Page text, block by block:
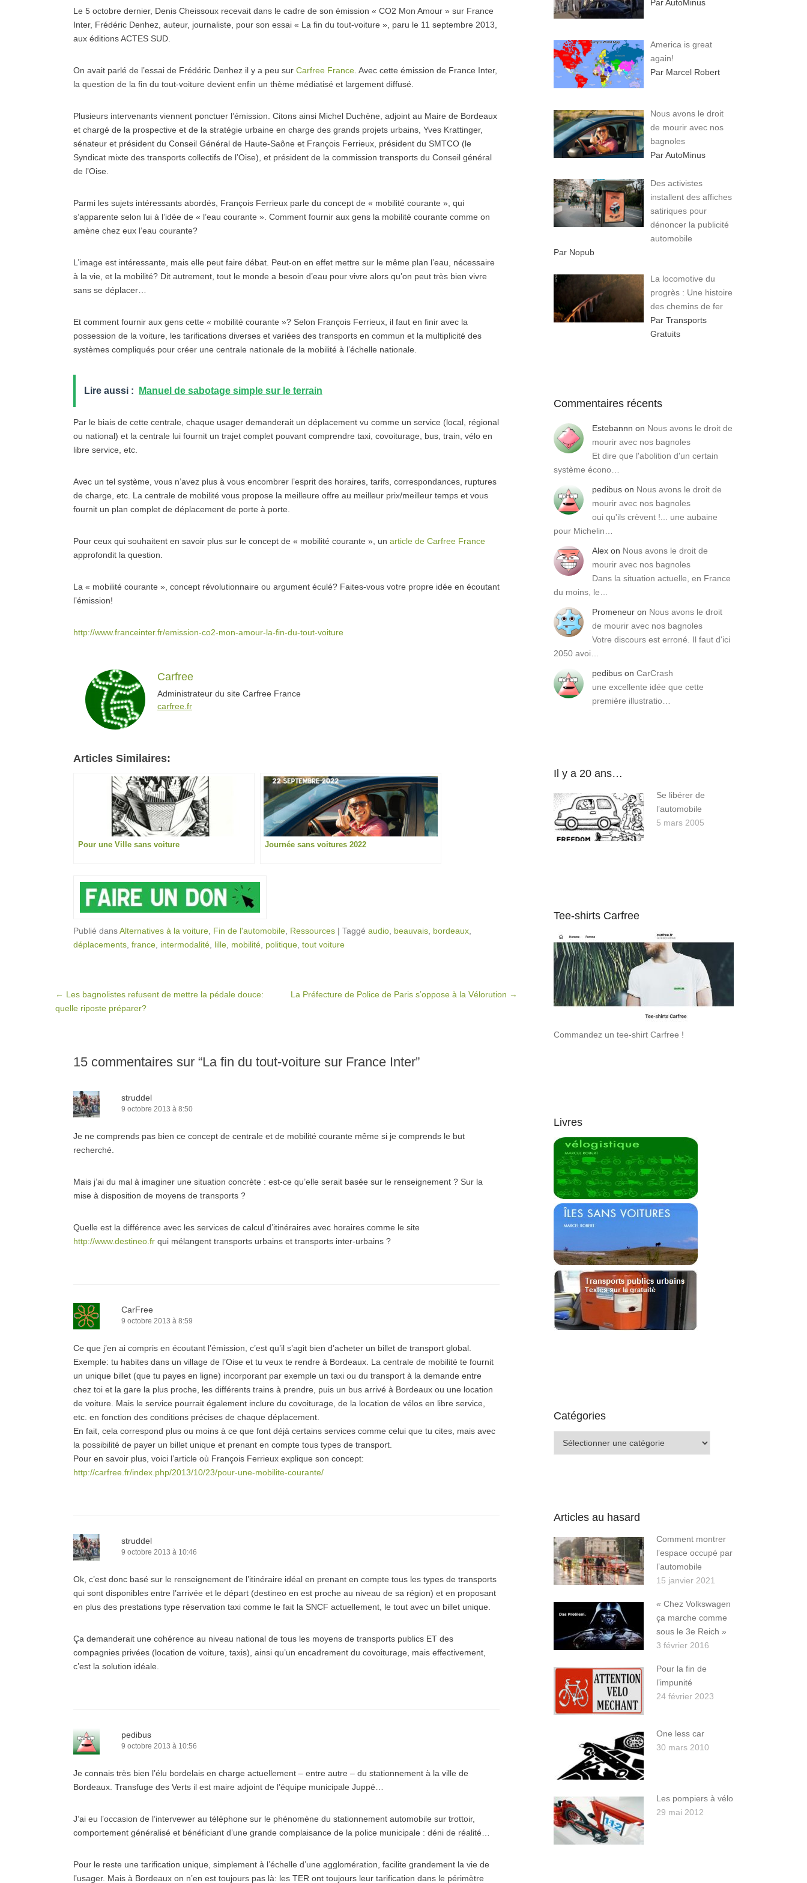
Le 5 octobre dernier, Denis Cheissoux recevait dans le cadre de son émission « CO2 Mon Amour » sur France
Inter, Frédéric Denhez, auteur, journaliste, pour son essai « La fin du tout-voiture », paru le 11 septembre 2013,
aux éditions ACTES SUD.
On avait parlé de l’essai de Frédéric Denhez il y a peu sur Carfree France . Avec cette émission de France Inter,
la question de la fin du tout-voiture devient enfin un thème médiatisé et largement diffusé.
Plusieurs intervenants viennent ponctuer l’émission. Citons ainsi Michel Duchène, adjoint au Maire de Bordeaux
et chargé de la prospective et de la stratégie urbaine en charge des grands projets urbains, Yves Krattinger,
sénateur et président du Conseil Général de Haute-Saône et François Ferrieux, président du SMTCO (le
Syndicat mixte des transports collectifs de l’Oise), et président de la commission transports du Conseil général
de l’Oise.
Parmi les sujets intéressants abordés, François Ferrieux parle du concept de « mobilité courante », qui
s’apparente selon lui à l’idée de « l’eau courante ». Comment fournir aux gens la mobilité courante comme on
amène chez eux l’eau courante?
L’image est intéressante, mais elle peut faire débat. Peut-on en effet mettre sur le même plan l’eau, nécessaire
à la vie, et la mobilité? Dit autrement, tout le monde a besoin d’eau pour vivre alors qu’on peut très bien vivre
sans se déplacer…
Et comment fournir aux gens cette « mobilité courante »? Selon François Ferrieux, il faut en finir avec la
possession de la voiture, les tarifications diverses et variées des transports en commun et la multiplicité des
systèmes compliqués pour créer une centrale nationale de la mobilité à l’échelle nationale.
Lire aussi : Manuel de sabotage simple sur le terrain
Par le biais de cette centrale, chaque usager demanderait un déplacement vu comme un service (local, régional
ou national) et la centrale lui fournit un trajet complet pouvant comprendre taxi, covoiturage, bus, train, vélo en
libre service, etc.
Avec un tel système, vous n’avez plus à vous encombrer l’esprit des horaires, tarifs, correspondances, ruptures
de charge, etc. La centrale de mobilité vous propose la meilleure offre au meilleur prix/meilleur temps et vous
fournit un plan complet de déplacement de porte à porte.
Pour ceux qui souhaitent en savoir plus sur le concept de « mobilité courante », un article de Carfree France
approfondit la question.
La « mobilité courante », concept révolutionnaire ou argument éculé? Faites-vous votre propre idée en écoutant
l’émission!
http://www.franceinter.fr/emission-co2-mon-amour-la-fin-du-tout-voiture
Carfree
Administrateur du site Carfree France
carfree.fr
Articles Similaires:
Pour une Ville sans voiture Journée sans voitures 2022
Publié dansAlternatives à la voiture Fin de l'automobile Ressources | Taggé audio beauvais bordeaux
déplacements france intermodalité lille mobilité politique tout voiture
Post navigation
← Les bagnolistes refusent de mettre la pédale douce:
quelle riposte préparer?
La Préfecture de Police de Paris s’oppose à la Vélorution →
15 commentaires sur “La fin du tout-voiture sur France Inter”
struddel
9 octobre 2013 à 8:50
Je ne comprends pas bien ce concept de centrale et de mobilité courante même si je comprends le but
recherché.
Mais j’ai du mal à imaginer une situation concrète : est-ce qu’elle serait basée sur le renseignement ? Sur la
mise à disposition de moyens de transports ?
Quelle est la différence avec les services de calcul d’itinéraires avec horaires comme le site
http://www.destineo.fr qui mélangent transports urbains et transports inter-urbains ?
CarFree
9 octobre 2013 à 8:59
Ce que j’en ai compris en écoutant l’émission, c’est qu’il s’agit bien d’acheter un billet de transport global.
Exemple: tu habites dans un village de l’Oise et tu veux te rendre à Bordeaux. La centrale de mobilité te fournit
un unique billet (que tu payes en ligne) incorporant par exemple un taxi ou du transport à la demande entre
chez toi et la gare la plus proche, les différents trains à prendre, puis un bus arrivé à Bordeaux ou une location
de voiture. Mais le service pourrait également inclure du covoiturage, de la location de vélos en libre service,
etc. en fonction des conditions précises de chaque déplacement.
En fait, cela correspond plus ou moins à ce que font déjà certains services comme celui que tu cites, mais avec
la possibilité de payer un billet unique et prenant en compte tous types de transport.
Pour en savoir plus, voici l’article où François Ferrieux explique son concept:
http://carfree.fr/index.php/2013/10/23/pour-une-mobilite-courante/
struddel
9 octobre 2013 à 10:46
Ok, c’est donc basé sur le renseignement de l’itinéraire idéal en prenant en compte tous les types de transports
qui sont disponibles entre l’arrivée et le départ (destineo en est proche au niveau de sa région) et en proposant
en plus des prestations type réservation taxi comme le fait la SNCF actuellement, le tout avec un billet unique.
Ça demanderait une cohérence au niveau national de tous les moyens de transports publics ET des
compagnies privées (location de voiture, taxis), ainsi qu’un encadrement du covoiturage, mais effectivement,
c’est la solution idéale.
pedibus
9 octobre 2013 à 10:56
Je connais très bien l’élu bordelais en charge actuellement – entre autre – du stationnement à la ville de
Bordeaux. Transfuge des Verts il est maire adjoint de l’équipe municipale Juppé…
J’ai eu l’occasion de l’intervewer au téléphone sur le phénomène du stationnement automobile sur trottoir,
comportement généralisé et bénéficiant d’une grande complaisance de la police municipale : déni de réalité…
Pour le reste une tarification unique, simplement à l’échelle d’une agglomération, facilite grandement la vie de
l’usager. Mais à Bordeaux on n’en est toujours pas là: les TER ont toujours leur tarification dans le périmètre
Par AutoMinus
America is great
again!
Par Marcel Robert
Nous avons le droit
de mourir avec nos
bagnoles
Par AutoMinus
Des activistes
installent des affiches
satiriques pour
dénoncer la publicité
automobile
Par Nopub
La locomotive du
progrès : Une histoire
des chemins de fer
Par Transports
Gratuits
Commentaires récents
Estebannn on Nous avons le droit de
mourir avec nos bagnoles
Et dire que l'abolition d'un certain
système écono…
pedibus on Nous avons le droit de
mourir avec nos bagnoles
oui qu'ils crèvent !... une aubaine
pour Michelin…
Alex on Nous avons le droit de
mourir avec nos bagnoles
Dans la situation actuelle, en France
du moins, le…
Promeneur on Nous avons le droit
de mourir avec nos bagnoles
Votre discours est erroné. Il faut d'ici
2050 avoi…
pedibus on CarCrash
une excellente idée que cette
première illustratio…
Il y a 20 ans…
Se libérer de
l’automobile
5 mars 2005
Tee-shirts Carfree
Commandez un tee-shirt Carfree !
Livres
Catégories
Articles au hasard
Comment montrer
l’espace occupé par
l’automobile
15 janvier 2021
« Chez Volkswagen
ça marche comme
sous le 3e Reich »
3 février 2016
Pour la fin de
l’impunité
24 février 2023
One less car
30 mars 2010
Les pompiers à vélo
29 mai 2012